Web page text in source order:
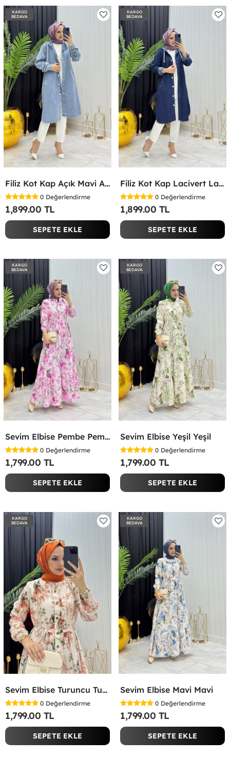
KARGO
BEDAVA
Filiz Kot Kap Açık Mavi Açık Mavi
0 Değerlendirme
1,899.00 TL
SEPETE EKLE
KARGO
BEDAVA
Filiz Kot Kap Lacivert Lacivert
0 Değerlendirme
1,899.00 TL
SEPETE EKLE
KARGO
BEDAVA
Sevim Elbise Pembe Pembe
0 Değerlendirme
1,799.00 TL
SEPETE EKLE
KARGO
BEDAVA
Sevim Elbise Yeşil Yeşil
0 Değerlendirme
1,799.00 TL
SEPETE EKLE
KARGO
BEDAVA
Sevim Elbise Turuncu Turuncu
0 Değerlendirme
1,799.00 TL
SEPETE EKLE
KARGO
BEDAVA
Sevim Elbise Mavi Mavi
0 Değerlendirme
1,799.00 TL
SEPETE EKLE